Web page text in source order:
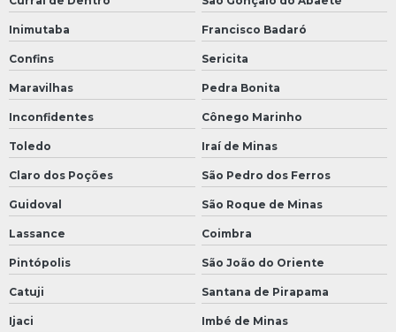
Inimutaba Francisco Badaró
Confins Sericita
Maravilhas Pedra Bonita
Inconfidentes Cônego Marinho
Toledo Iraí de Minas
Claro dos Poções São Pedro dos Ferros
Guidoval São Roque de Minas
Lassance Coimbra
Pintópolis São João do Oriente
Catuji Santana de Pirapama
Ijaci Imbé de Minas